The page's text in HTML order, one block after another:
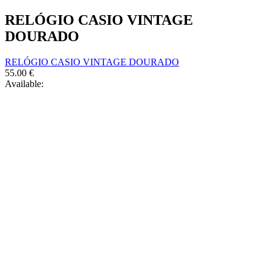
RELÓGIO CASIO VINTAGE
DOURADO
RELÓGIO CASIO VINTAGE DOURADO
55.00 €
Available: